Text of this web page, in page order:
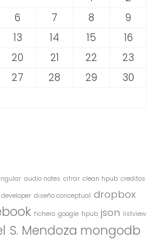
6 7 8
9
13 14 15
16
20 21 22
23
27 28 29
30
audio notes cifrar clean hpub creditos
developer diseño conceptual dropbox
fichero google hpub json listview
S. Mendoza mongodb